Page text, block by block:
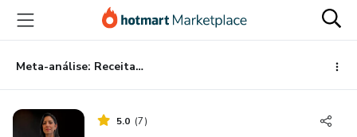
para
conteúdo
principal
para
pagamento
para
rodapé
Meta-análise: Receitas da chefe (Completo: 1-38)
5.0 (7)